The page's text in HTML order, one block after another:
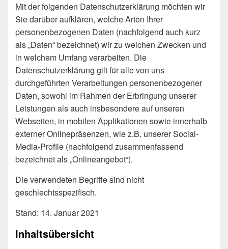
Mit der folgenden Datenschutzerklärung möchten wir
Sie darüber aufklären, welche Arten Ihrer
personenbezogenen Daten (nachfolgend auch kurz
als „Daten“ bezeichnet) wir zu welchen Zwecken und
in welchem Umfang verarbeiten. Die
Datenschutzerklärung gilt für alle von uns
durchgeführten Verarbeitungen personenbezogener
Daten, sowohl im Rahmen der Erbringung unserer
Leistungen als auch insbesondere auf unseren
Webseiten, in mobilen Applikationen sowie innerhalb
externer Onlinepräsenzen, wie z.B. unserer Social-
Media-Profile (nachfolgend zusammenfassend
bezeichnet als „Onlineangebot“).
Die verwendeten Begriffe sind nicht
geschlechtsspezifisch.
Stand: 14. Januar 2021
Inhaltsübersicht